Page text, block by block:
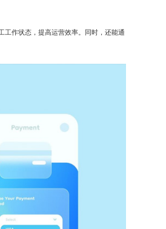
工作状态，提高运营效率。同时，还能通